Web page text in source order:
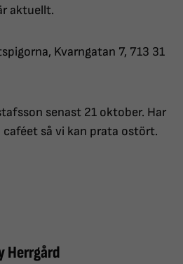
aktuellt.
Kvarngatan 7, 713 31
senast 21 oktober. Har
så vi kan prata ostört.
Herrgård